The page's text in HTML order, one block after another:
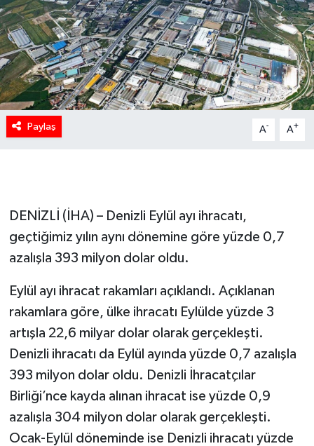
Paylaş A- A+
DENİZLİ (İHA) – Denizli Eylül ayı ihracatı,
geçtiğimiz yılın aynı dönemine göre yüzde 0,7
azalışla 393 milyon dolar oldu.
Eylül ayı ihracat rakamları açıklandı. Açıklanan
rakamlara göre, ülke ihracatı Eylülde yüzde 3
artışla 22,6 milyar dolar olarak gerçekleşti.
Denizli ihracatı da Eylül ayında yüzde 0,7 azalışla
393 milyon dolar oldu. Denizli İhracatçılar
Birliği’nce kayda alınan ihracat ise yüzde 0,9
azalışla 304 milyon dolar olarak gerçekleşti.
Ocak-Eylül döneminde ise Denizli ihracatı yüzde